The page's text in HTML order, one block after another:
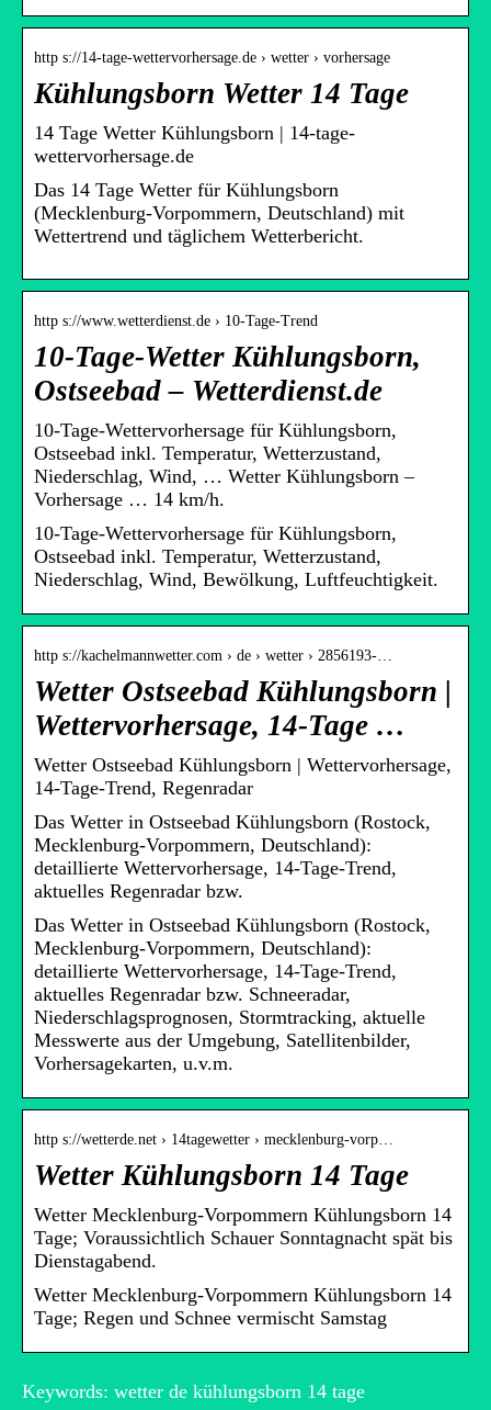
http s://14-tage-wettervorhersage.de › wetter › vorhersage
Kühlungsborn Wetter 14 Tage
14 Tage Wetter Kühlungsborn | 14-tage-
wettervorhersage.de
Das 14 Tage Wetter für Kühlungsborn
(Mecklenburg-Vorpommern, Deutschland) mit
Wettertrend und täglichem Wetterbericht.
http s://www.wetterdienst.de › 10-Tage-Trend
10-Tage-Wetter Kühlungsborn,
Ostseebad – Wetterdienst.de
10-Tage-Wettervorhersage für Kühlungsborn,
Ostseebad inkl. Temperatur, Wetterzustand,
Niederschlag, Wind, … Wetter Kühlungsborn –
Vorhersage … 14 km/h.
10-Tage-Wettervorhersage für Kühlungsborn,
Ostseebad inkl. Temperatur, Wetterzustand,
Niederschlag, Wind, Bewölkung, Luftfeuchtigkeit.
http s://kachelmannwetter.com › de › wetter › 2856193-…
Wetter Ostseebad Kühlungsborn |
Wettervorhersage, 14-Tage …
Wetter Ostseebad Kühlungsborn | Wettervorhersage,
14-Tage-Trend, Regenradar
Das Wetter in Ostseebad Kühlungsborn (Rostock,
Mecklenburg-Vorpommern, Deutschland):
detaillierte Wettervorhersage, 14-Tage-Trend,
aktuelles Regenradar bzw.
Das Wetter in Ostseebad Kühlungsborn (Rostock,
Mecklenburg-Vorpommern, Deutschland):
detaillierte Wettervorhersage, 14-Tage-Trend,
aktuelles Regenradar bzw. Schneeradar,
Niederschlagsprognosen, Stormtracking, aktuelle
Messwerte aus der Umgebung, Satellitenbilder,
Vorhersagekarten, u.v.m.
http s://wetterde.net › 14tagewetter › mecklenburg-vorp…
Wetter Kühlungsborn 14 Tage
Wetter Mecklenburg-Vorpommern Kühlungsborn 14
Tage; Voraussichtlich Schauer Sonntagnacht spät bis
Dienstagabend.
Wetter Mecklenburg-Vorpommern Kühlungsborn 14
Tage; Regen und Schnee vermischt Samstag
Keywords: wetter de kühlungsborn 14 tage